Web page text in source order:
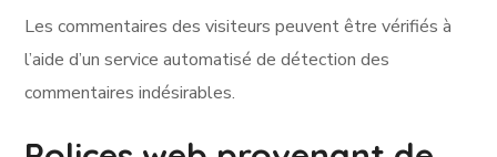
Les commentaires des visiteurs peuvent être vérifiés à
l’aide d’un service automatisé de détection des
commentaires indésirables.